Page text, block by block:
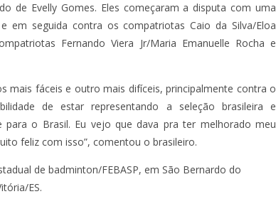
de Evelly Gomes. Eles começaram a disputa com uma
em seguida contra os compatriotas Caio da Silva/Eloa
Fernando Viera Jr/Maria Emanuelle Rocha e
mais fáceis e outro mais difíceis, principalmente contra o
de estar representando a seleção brasileira e
o Brasil. Eu vejo que dava pra ter melhorado meu
feliz com isso”, comentou o brasileiro.
de badminton/FEBASP, em São Bernardo do
ES.